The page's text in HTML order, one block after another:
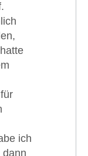
ich
dann